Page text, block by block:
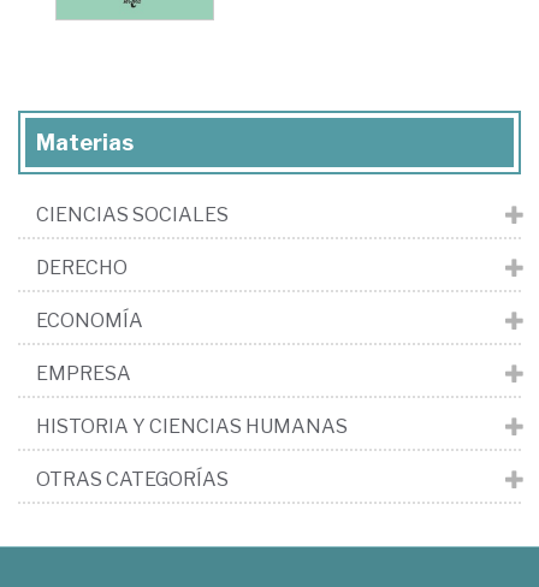
Materias
CIENCIAS SOCIALES
DERECHO
ECONOMÍA
EMPRESA
HISTORIA Y CIENCIAS HUMANAS
OTRAS CATEGORÍAS